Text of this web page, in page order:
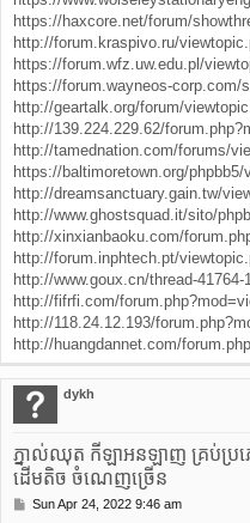
https://haxcore.net/forum/
http://forum.kraspivo.ru/
https://forum.wfz.uw.edu.pl/
https://forum.wayneos-corp.com/
http://geartalk.org/forum/
http://139.224.229.62/
http://tamednation.com/forums/
https://baltimoretown.org/
http://dreamsanctuary.gain.tw/
http://www.ghostsquad.it/sito/
http://xinxianbaoku.com/
http://forum.inphtech.pt/
http://www.goux.cn/thread-41764-
http://fifrfi.com/
http://118.24.12.193/
http://huangdannet.com/
dykh
ភ្នាល់ឈុត កីឡាអនឡាញ គ្រប់ប្រ
ដើមតិច ចំណេញច្រើន
PSun Apr 24, 2022 9:46 am